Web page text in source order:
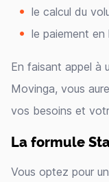
le calcul du
le paiement en
En faisant appel à
Movinga, vous
vos besoins et
La formule
Vous optez pour